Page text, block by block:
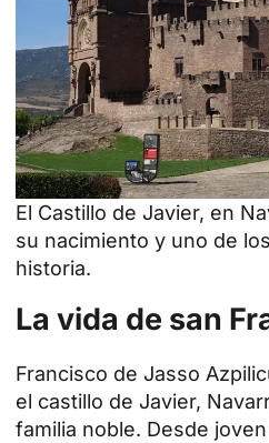
El Castillo de Javier, en
su nacimiento y uno de
historia.
La vida de san
Francisco de Jasso
el castillo de Javier,
familia noble. Desde